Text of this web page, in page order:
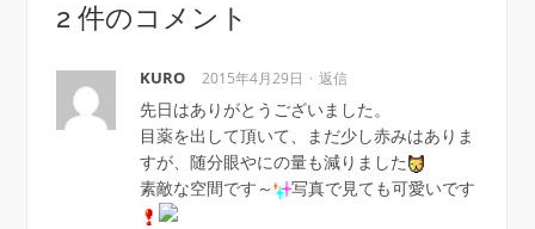
2 件のコメント
KURO 2015年4月29日 返信
先日はありがとうございました。
目薬を出して頂いて、まだ少し赤みはありま
すが、随分眼やにの量も減りました
素敵な空間です～
写真で見ても可愛いです